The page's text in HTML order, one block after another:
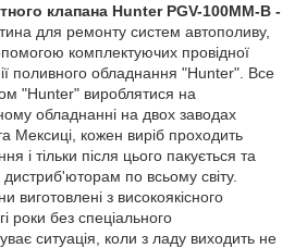
клапана Hunter PGV-100MM-B -
для ремонту систем автополиву,
комплектуючих провідної
поливного обладнання "Hunter". Все
"Hunter" вироблятися на
обладнанні на двох заводах
Мексиці, кожен виріб проходить
і тільки після цього пакується та
дистриб'юторам по всьому світу.
виготовлені з високоякісного
роки без спеціального
ситуація, коли з ладу виходить не